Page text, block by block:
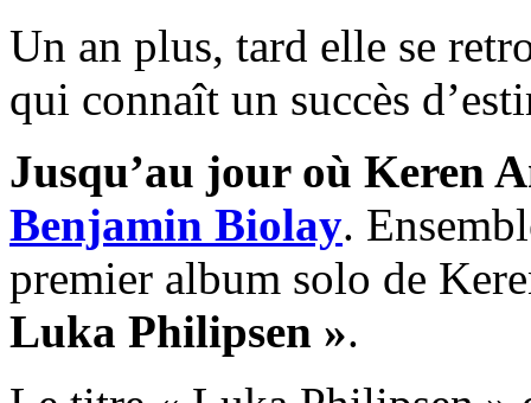
Un an plus, tard elle se
qui connaît un succès
Jusqu’au jour où Keren
Benjamin Biolay.
premier album solo de
Luka Philipsen ».